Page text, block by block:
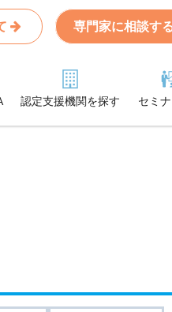
専門家に相談す
認定支援機関を探す セミ
を探す